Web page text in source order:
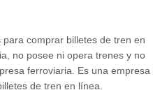
comprar billetes de tren en
no posee ni opera trenes y no
ferroviaria. Es una empresa
de tren en línea.